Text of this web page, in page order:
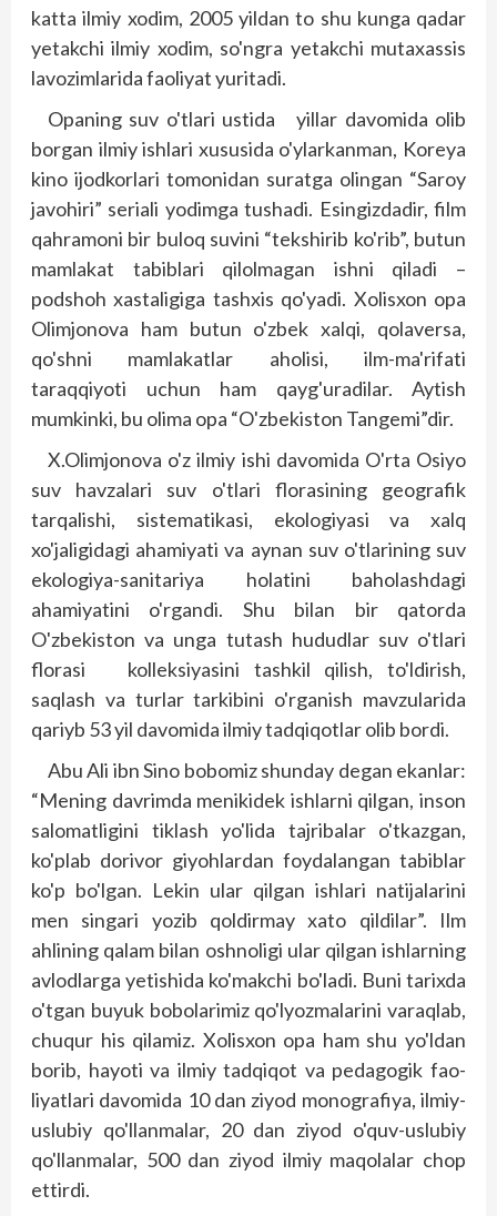
katta ilmiy xodim, 2005 yildan to shu kunga qadar
yetakchi ilmiy xodim, so'ngra yetakchi mutaxassis
lavozimlarida faoliyat yuritadi.
Opaning suv o'tlari ustida yillar davomida olib
borgan ilmiy ishlari xususida o'ylarkanman, Koreya
kino ijodkorlari tomonidan suratga olingan “Saroy
javohiri” seriali yodimga tushadi. Esingizdadir, film
qahramoni bir buloq suvini “tekshirib ko'rib”, butun
mamlakat tabiblari qilolmagan ishni qiladi –
podshoh xastaligiga tashxis qo'yadi. Xolisxon opa
Olimjonova ham butun o'zbek xalqi, qolaversa,
qo'shni mamlakatlar aholisi, ilm-ma'rifati
taraqqiyoti uchun ham qayg'uradilar. Aytish
mumkinki, bu olima opa “O'zbekiston Tangemi”dir.
X.Olimjonova o'z ilmiy ishi davomida O'rta Osiyo
suv havzalari suv o'tlari florasining geografik
tarqalishi, sistematikasi, ekologiyasi va xalq
xo'jaligidagi aha­miyati va aynan suv o'tlarining suv
ekologiya-sanitariya holatini baholashdagi
ahamiyatini o'rgandi. Shu bilan bir qatorda
O'zbekiston va unga tutash hududlar suv o'tlari
florasi kolleksiyasini tashkil qilish, to'ldirish,
saqlash va turlar tarkibini o'rganish mavzularida
qariyb 53 yil davomida ilmiy tadqiqotlar olib bordi.
Abu Ali ibn Sino bobomiz shunday degan ekanlar:
“Mening davrimda menikidek ishlarni qilgan, inson
salomatligini tiklash yo'lida tajribalar o'tkazgan,
ko'plab dorivor giyohlardan foydalangan tabiblar
ko'p bo'lgan. Lekin ular qilgan ishlari natijalarini
men singari yozib qoldirmay xato qildilar”. Ilm
ahlining qalam bilan oshnoligi ular qilgan ishlarning
avlodlarga yetishida ko'makchi bo'ladi. Buni tarixda
o'tgan buyuk bobolarimiz qo'lyozmalarini varaqlab,
chuqur his qilamiz. Xolisxon opa ham shu yo'ldan
borib, hayoti va ilmiy tadqiqot va pedagogik fao­
liyatlari davomida 10 dan ziyod monografiya, ilmiy-
uslubiy qo'llanmalar, 20 dan ziyod o'quv-uslubiy
qo'llanmalar, 500 dan ziyod ilmiy maqolalar chop
ettirdi.